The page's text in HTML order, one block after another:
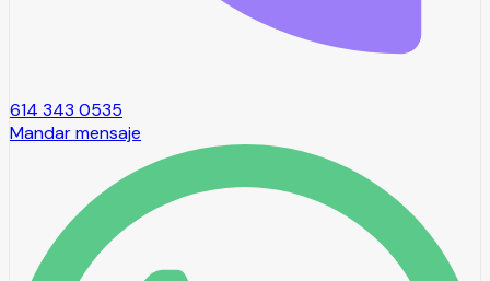
614 343 0535
Mandar mensaje